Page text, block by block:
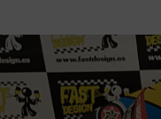
barniz.
rápidos.